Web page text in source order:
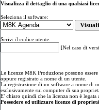
Visualizza il dettaglio di una qualsiasi
Seleziona il software:
Scrivi il codice utente:
[Nel caso di
Le licenze M8K Produzione possono
oppure registrato a nome di un utente.
La registrazione di un software a nome di
esclusivamente sui computer di sua
E' chiaro quindi che la licenza non è legata
Possedere ed utilizzare licenze di